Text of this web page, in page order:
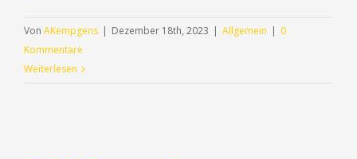
Von AKempgens | Dezember 18th, 2023 | Allgemein | 0
Kommentare
Weiterlesen